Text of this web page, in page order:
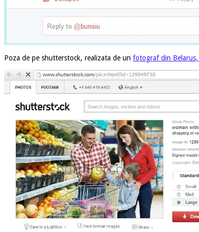
Poza de pe shutterstock, realizata de un fotograf din Belarus,